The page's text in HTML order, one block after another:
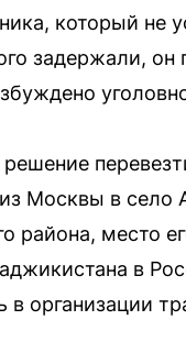
который не
задержали, он
Москвы в село
района, место
в
организации